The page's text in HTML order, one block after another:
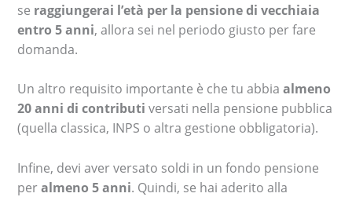
se raggiungerai l’età per la pensione di vecchiaia
entro 5 anni, allora sei nel periodo giusto per fare
domanda.
Un altro requisito importante è che tu abbiaalmeno
20 anni di contributi versati nella pensione pubblica
(quella classica, INPS o altra gestione obbligatoria).
Infine, devi aver versato soldi in un fondo pensione
peralmeno 5 anni. Quindi, se hai aderito alla